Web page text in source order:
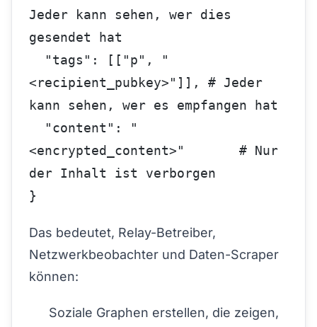
Jeder kann sehen, wer dies
gesendet hat
<recipient_pubkey>"]], # Jeder
kann sehen, wer es empfangen hat
<encrypted_content>"       # Nur
der Inhalt ist verborgen
}
Das bedeutet, Relay-Betreiber,
Netzwerkbeobachter und Daten-Scraper
können:
Soziale Graphen erstellen, die zeigen,